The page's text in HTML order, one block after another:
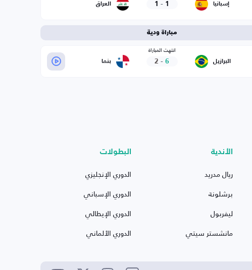
إسبانيا 1
-
1 العراق
مباراة ودية
البرازيل
انتهت المباراة
6
-
2 بنما
الأندية
ريال مدريد
برشلونة
ليفربول
مانشستر سيتي
البطولات
الدوري الإنجليزي
الدوري الإسباني
الدوري الإيطالي
الدوري الألماني